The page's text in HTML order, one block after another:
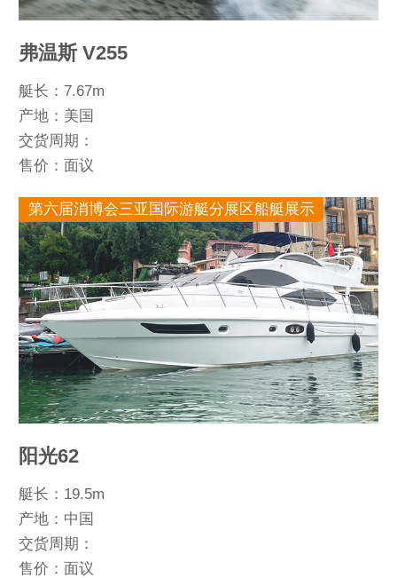
弗温斯 V255
艇长：7.67m
产地：美国
交货周期：
售价：面议
第六届消博会三亚国际游艇分展区船艇展示
阳光62
艇长：19.5m
产地：中国
交货周期：
售价：面议